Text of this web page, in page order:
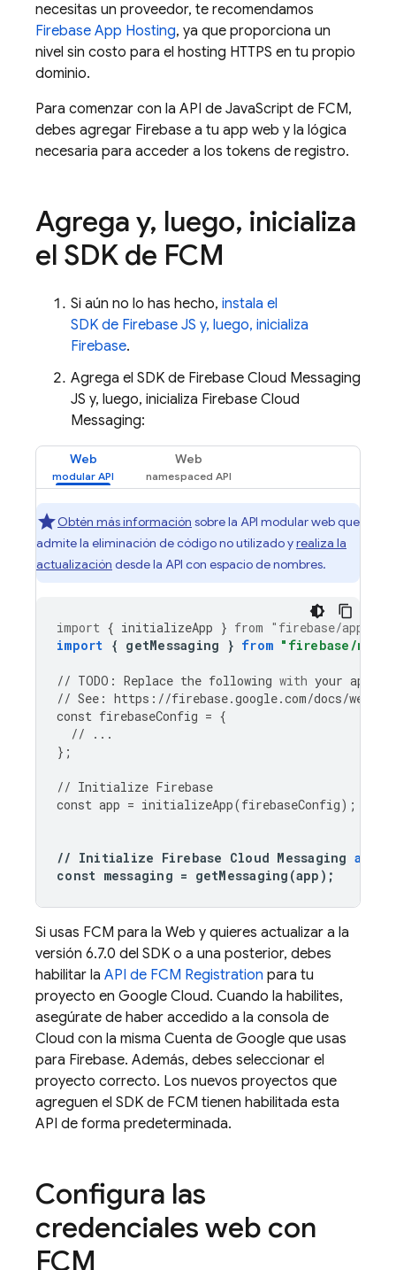
necesitas un proveedor, te recomendamos
Firebase App Hosting, ya que proporciona un
nivel sin costo para el hosting HTTPS en tu propio
dominio.
Para comenzar con la API de JavaScript de FCM,
debes agregar Firebase a tu app web y la lógica
necesaria para acceder a los tokens de registro.
Agrega y, luego, inicializa
el SDK de FCM
Si aún no lo has hecho, instala el
SDK de Firebase JS y, luego, inicializa
Firebase.
Agrega el SDK de Firebase Cloud Messaging
JS y, luego, inicializa Firebase Cloud
Messaging:
Web Web
Obtén más información sobre la API modular web que
admite la eliminación de código no utilizado yrealiza la
actualización desde la API con espacio de nombres.
import { initializeApp } from "firebase/app"
import { getMessaging } from "firebase/
// TODO : Replace the following with your app
// See : https : //firebase.google.com/docs/web
const firebaseConfig = {
//
...
};
// Initialize Firebase
const app = initializeApp(firebaseConfig);
// Initialize Firebase Cloud Messaging and
const messaging = getMessaging (app );
Si usas FCM para la Web y quieres actualizar a la
versión 6.7.0 del SDK o a una posterior, debes
habilitar la API de FCM Registration para tu
proyecto en Google Cloud. Cuando la habilites,
asegúrate de haber accedido a la consola de
Cloud con la misma Cuenta de Google que usas
para Firebase. Además, debes seleccionar el
proyecto correcto. Los nuevos proyectos que
agreguen el SDK de FCM tienen habilitada esta
API de forma predeterminada.
Configura las
credenciales web con
FCM